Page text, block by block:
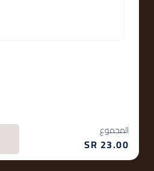
المجموع
23.00